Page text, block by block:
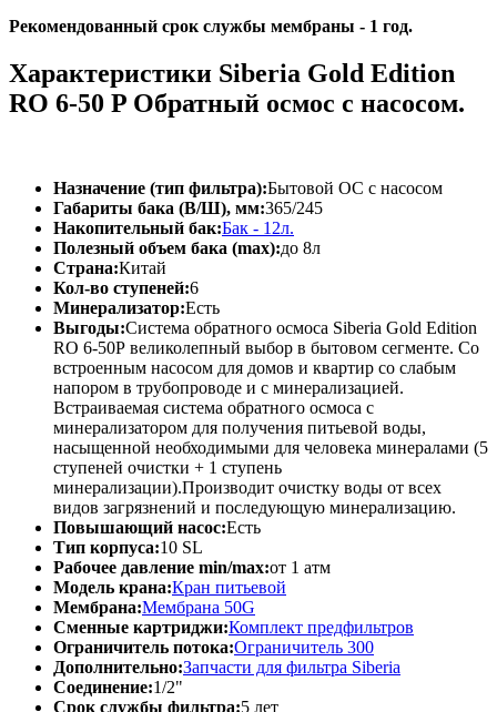
Рекомендованный срок службы мембраны - 1 год.
Характеристики Siberia Gold Edition
RO 6-50 P Обратный осмос с насосом.
Назначение (тип фильтра):Бытовой ОС с насосом
Габариты бака (В/Ш), мм:365/245
Накопительный бак:Бак - 12л.
Полезный объем бака (max):до 8л
Страна:Китай
Кол-во ступеней:6
Минерализатор:Есть
Выгоды:Система обратного осмоса Siberia Gold Edition
RO 6-50Р великолепный выбор в бытовом сегменте. Со
встроенным насосом для домов и квартир со слабым
напором в трубопроводе и с минерализацией.
Встраиваемая система обратного осмоса с
минерализатором для получения питьевой воды,
насыщенной необходимыми для человека минералами (5
ступеней очистки + 1 ступень
минерализации).Производит очистку воды от всех
видов загрязнений и последующую минерализацию.
Повышающий насос:Есть
Тип корпуса:10 SL
Рабочее давление min/max:от 1 атм
Модель крана:Кран питьевой
Мембрана:Мембрана 50G
Сменные картриджи:Комплект предфильтров
Ограничитель потока:Ограничитель 300
Дополнительно:Запчасти для фильтра Siberia
Соединение:1/2"
Срок службы фильтра:5 лет